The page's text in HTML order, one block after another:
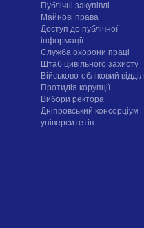
Публічні закупівлі
Майнові права
Доступ до публічної
інформації
Служба охорони праці
Штаб цивільного захисту
Військово-обліковий відділ
Протидія корупції
Вибори ректора
Дніпровський консорціум
університетів